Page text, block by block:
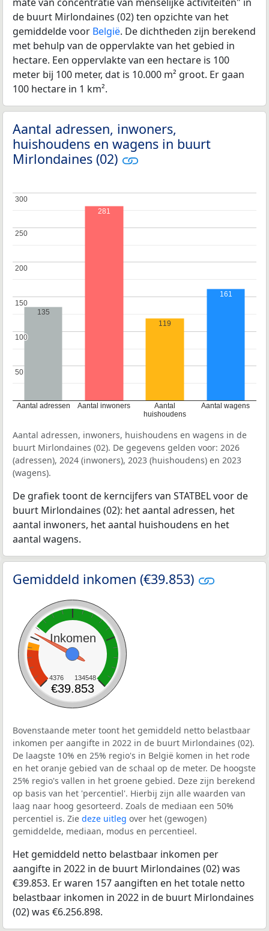
de buurt Mirlondaines (02) ten opzichte van het
gemiddelde voor België. De dichtheden zijn berekend
met behulp van de oppervlakte van het gebied in
hectare. Een oppervlakte van een hectare is 100
meter bij 100 meter, dat is 10.000 m² groot. Er gaan
100 hectare in 1 km².
Aantal adressen, inwoners,
huishoudens en wagens in buurt
Mirlondaines (02)
Aantal adressen Aantal inwoners
Aantal
huishoudens
Aantal wagens
50
50
100
100
150
150
200
200
250
250
300
300
135
281
119
161
Aantal adressen, inwoners, huishoudens en wagens in de
buurt Mirlondaines (02). De gegevens gelden voor: 2026
(adressen), 2024 (inwoners), 2023 (huishoudens) en 2023
(wagens).
De grafiek toont de kerncijfers van STATBEL voor de
buurt Mirlondaines (02): het aantal adressen, het
aantal inwoners, het aantal huishoudens en het
aantal wagens.
Gemiddeld inkomen (€39.853)
Inkomen
4376 134548
€39.853
Bovenstaande meter toont het gemiddeld netto belastbaar
inkomen per aangifte in 2022 in de buurt Mirlondaines (02).
De laagste 10% en 25% regio's in België komen in het rode
en het oranje gebied van de schaal op de meter. De hoogste
25% regio's vallen in het groene gebied. Deze zijn berekend
op basis van het 'percentiel'. Hierbij zijn alle waarden van
laag naar hoog gesorteerd. Zoals de mediaan een 50%
percentiel is. Zie deze uitleg over het (gewogen)
gemiddelde, mediaan, modus en percentieel.
Het gemiddeld netto belastbaar inkomen per
aangifte in 2022 in de buurt Mirlondaines (02) was
€39.853. Er waren 157 aangiften en het totale netto
belastbaar inkomen in 2022 in de buurt Mirlondaines
(02) was €6.256.898.